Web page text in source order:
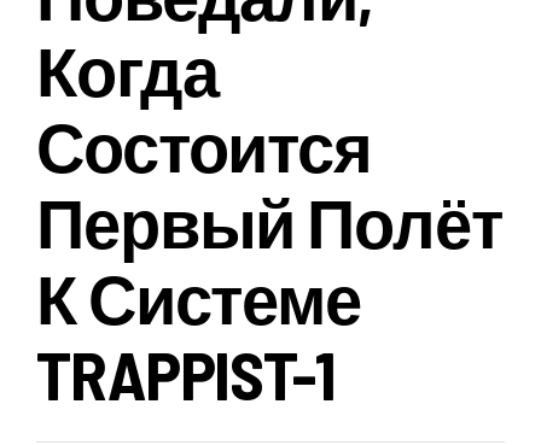
Когда
Состоится
Первый Полёт
К Системе
TRAPPIST-1